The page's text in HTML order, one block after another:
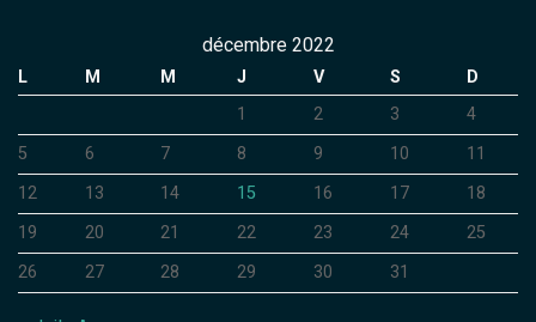
décembre 2022
L M M J V S
D
1
2 3
4
5
6 7 8 9 10
11
12
13 14 15 16 17
18
19
20 21 22 23 24
25
26
27 28 29 30 31